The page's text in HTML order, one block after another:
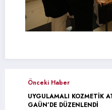
Önceki Haber
UYGULAMALI KOZMETİK
GAÜN’DE DÜZENLENDİ